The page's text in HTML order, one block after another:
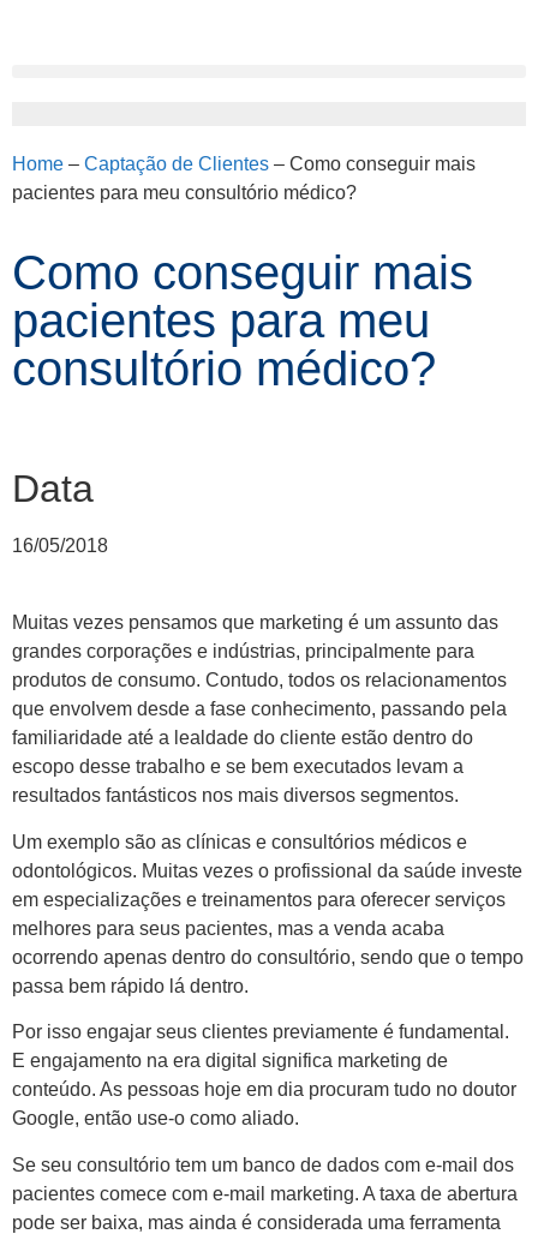
Home – Captação de Clientes – Como conseguir mais
pacientes para meu consultório médico?
Como conseguir mais
pacientes para meu
consultório médico?
Data
16/05/2018
Muitas vezes pensamos que marketing é um assunto das
grandes corporações e indústrias, principalmente para
produtos de consumo. Contudo, todos os relacionamentos
que envolvem desde a fase conhecimento, passando pela
familiaridade até a lealdade do cliente estão dentro do
escopo desse trabalho e se bem executados levam a
resultados fantásticos nos mais diversos segmentos.
Um exemplo são as clínicas e consultórios médicos e
odontológicos. Muitas vezes o profissional da saúde investe
em especializações e treinamentos para oferecer serviços
melhores para seus pacientes, mas a venda acaba
ocorrendo apenas dentro do consultório, sendo que o tempo
passa bem rápido lá dentro.
Por isso engajar seus clientes previamente é fundamental.
E engajamento na era digital significa marketing de
conteúdo. As pessoas hoje em dia procuram tudo no doutor
Google, então use-o como aliado.
Se seu consultório tem um banco de dados com e-mail dos
pacientes comece com e-mail marketing. A taxa de abertura
pode ser baixa, mas ainda é considerada uma ferramenta